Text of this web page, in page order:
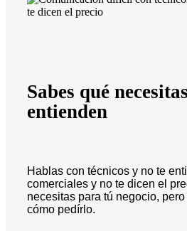
Sabes qué
entienden
Hablas con técnicos y no te
comerciales y no te dicen el
necesitas para tú negocio,
cómo pedírlo.